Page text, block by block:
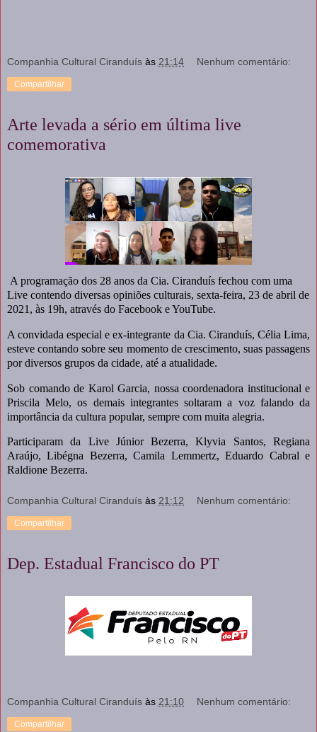
Companhia Cultural Ciranduís às 21:14 Nenhum comentário:
Compartilhar
Arte levada a sério em última live
comemorativa
A programação dos 28 anos da Cia. Ciranduís fechou com uma
Live contendo diversas opiniões culturais, sexta-feira, 23 de abril de
2021, às 19h, através do Facebook e YouTube.
A convidada especial e ex-integrante da Cia. Ciranduís, Célia Lima,
esteve contando sobre seu momento de crescimento, suas passagens
por diversos grupos da cidade, até a atualidade.
Sob comando de Karol Garcia, nossa coordenadora institucional e
Priscila Melo, os demais integrantes soltaram a voz falando da
importância da cultura popular, sempre com muita alegria.
Participaram da Live Júnior Bezerra, Klyvia Santos, Regiana
Araújo, Libégna Bezerra, Camila Lemmertz, Eduardo Cabral e
Raldione Bezerra.
Companhia Cultural Ciranduís às 21:12 Nenhum comentário:
Compartilhar
Dep. Estadual Francisco do PT
Companhia Cultural Ciranduís às 21:10 Nenhum comentário:
Compartilhar